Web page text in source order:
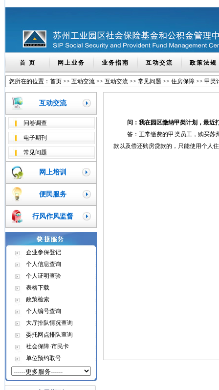
首 页 网上业务 业务指南 互动交流 政策法规
您所在的位置： 首页 >> 互动交流 >> 互动交流 >> 常见问题 >> 住房保障 >> 甲类
互动交流
问卷调查
电子期刊
常见问题
网上培训
便民服务
行风作风监督
企业参保登记
个人信息查询
个人证明查验
表格下载
政策检索
个人编号查询
大厅排队情况查询
委托网点排队查询
社会保障·市民卡
单位预约取号
问：我在园区缴纳甲类计划，最近
答：正常缴费的甲类员工，购买苏
款以及偿还购房贷款的，只能使用个人